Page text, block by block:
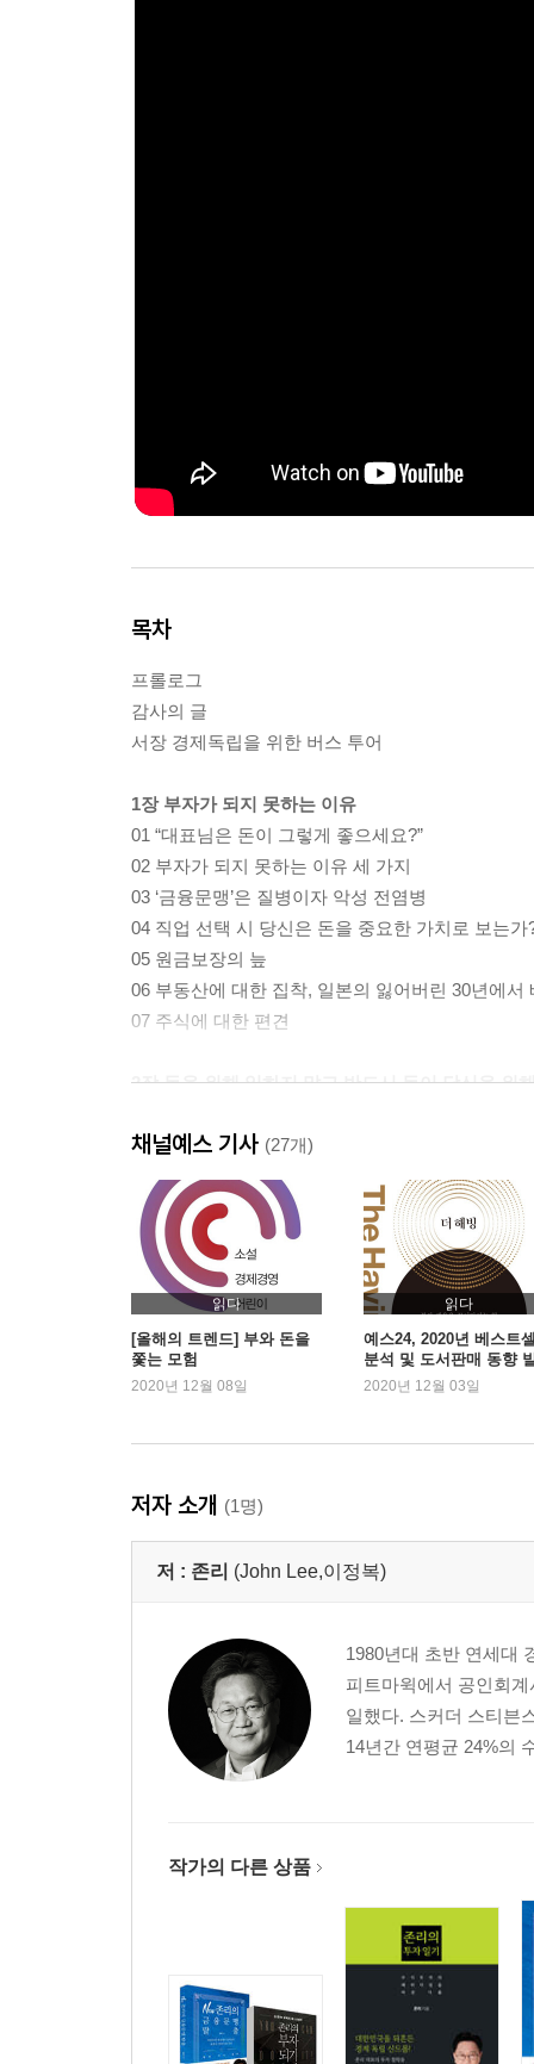
목차
프롤로그
감사의 글
서장 경제독립을 위한 버스 투어
1장 부자가 되지 못하는 이유
01 “대표님은 돈이 그렇게 좋으세요?”
02 부자가 되지 못하는 이유 세 가지
03 ‘금융문맹’은 질병이자 악성 전염병
04 직업 선택 시 당신은 돈을 중요한 가치로 보는가
05 원금보장의 늪
06 부동산에 대한 집착, 일본의 잃어버린 30년에서
07 주식에 대한 편견
2장 돈을 위해 일하지 말고 반드시 돈이 당신을 위
02 일본의 실패를 답습하지 마라
03 좁은 시야의 재테크에서 벗어나라
04 자녀를 일찍부터 자본가의 길로 이끌어라
05 황금알 낳는 거위를 죽이지 마라
06 주식이나 주식형 펀드에 반드시 투자해라
07 주식 vs. 펀드
08 편견에서 벗어나라
3장 경제독립을 위한 여정 10단계
3단계 부채를 줄여라
4단계 매일 1만 원씩 여유자금을 만들어 투자해라
5단계 퇴직연금제도를 활용해라
7단계 경제독립, 온 가족이 함께해라
8단계 구체적 목표를 세워라
9단계 당신이 전문가임을 깨달아라
10단계 항상 긍정적인 생각을 갖고 당장 시작해라
채널예스 기사 (27개)
읽다
[올해의 트렌드] 부와 돈을
쫓는 모험
2020년 12월 08일
읽다
예스24, 2020년 베스트
분석 및 도서판매 동향
2020년 12월 03일
저자 소개 (1명)
저 : 존리 (John Lee,이정복)
1980년대 초반 연세대
피트마윅에서 공인회
일했다. 스커더 스티븐
14년간 연평균 24%의
작가의 다른 상품